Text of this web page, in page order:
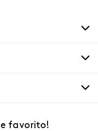
favorito!